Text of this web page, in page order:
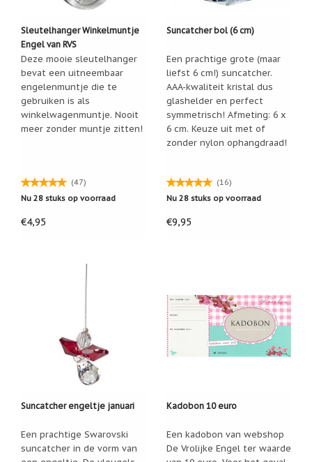
Sleutelhanger Winkelmuntje
Engel van RVS
Deze mooie sleutelhanger
bevat een uitneembaar
engelenmuntje die te
gebruiken is als
winkelwagenmuntje. Nooit
meer zonder muntje zitten!
(47)
Nu 28 stuks op voorraad
€4,95
Suncatcher bol (6 cm)
Een prachtige grote (maar
liefst 6 cm!) suncatcher.
AAA-kwaliteit kristal dus
glashelder en perfect
symmetrisch! Afmeting: 6 x
6 cm. Keuze uit met of
zonder nylon ophangdraad!
(16)
Nu 28 stuks op voorraad
€9,95
Suncatcher engeltje januari
Een prachtige Swarovski
suncatcher in de vorm van
Kadobon 10 euro
Een kadobon van webshop
De Vrolijke Engel ter waarde